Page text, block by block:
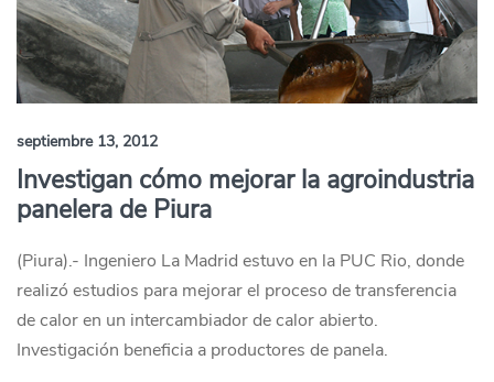
septiembre 13, 2012
Investigan cómo mejorar la agroindustria
panelera de Piura
(Piura).- Ingeniero La Madrid estuvo en la PUC Rio, donde
realizó estudios para mejorar el proceso de transferencia
de calor en un intercambiador de calor abierto.
Investigación beneficia a productores de panela.